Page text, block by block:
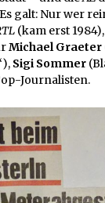
galt: Nur wer
(kam erst
Michael Graeter
Sigi Sommer
Journalisten.